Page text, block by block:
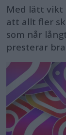
Med lätt vikt
att allt fler
som når
presterar